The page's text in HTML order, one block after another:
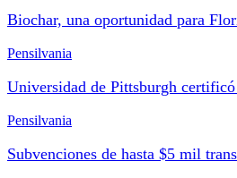
Biochar, una oportunidad para
Pensilvania
Universidad de Pittsburgh
Pensilvania
Subvenciones de hasta $5 mil